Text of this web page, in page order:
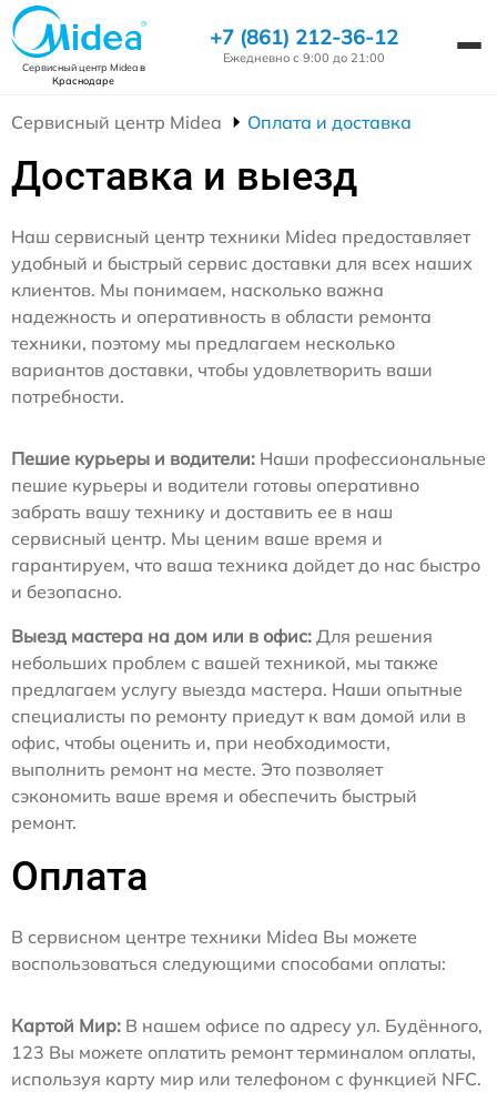
Сервисный центр Mideaв
Краснодаре
+7 (861) 212-36-12
Ежедневно с 9:00 до 21:00
Сервисный центр Midea Оплата и доставка
Доставка и выезд
Наш сервисный центр техники Midea предоставляет
удобный и быстрый сервис доставки для всех наших
клиентов. Мы понимаем, насколько важна
надежность и оперативность в области ремонта
техники, поэтому мы предлагаем несколько
вариантов доставки, чтобы удовлетворить ваши
потребности.
Пешие курьеры и водители: Наши профессиональные
пешие курьеры и водители готовы оперативно
забрать вашу технику и доставить ее в наш
сервисный центр. Мы ценим ваше время и
гарантируем, что ваша техника дойдет до нас быстро
и безопасно.
Выезд мастера на дом или в офис: Для решения
небольших проблем с вашей техникой, мы также
предлагаем услугу выезда мастера. Наши опытные
специалисты по ремонту приедут к вам домой или в
офис, чтобы оценить и, при необходимости,
выполнить ремонт на месте. Это позволяет
сэкономить ваше время и обеспечить быстрый
ремонт.
Оплата
В сервисном центре техники Midea Вы можете
воспользоваться следующими способами оплаты:
Картой Мир: В нашем офисе по адресу ул. Будённого,
123 Вы можете оплатить ремонт терминалом оплаты,
используя карту мир или телефоном с функцией NFC.